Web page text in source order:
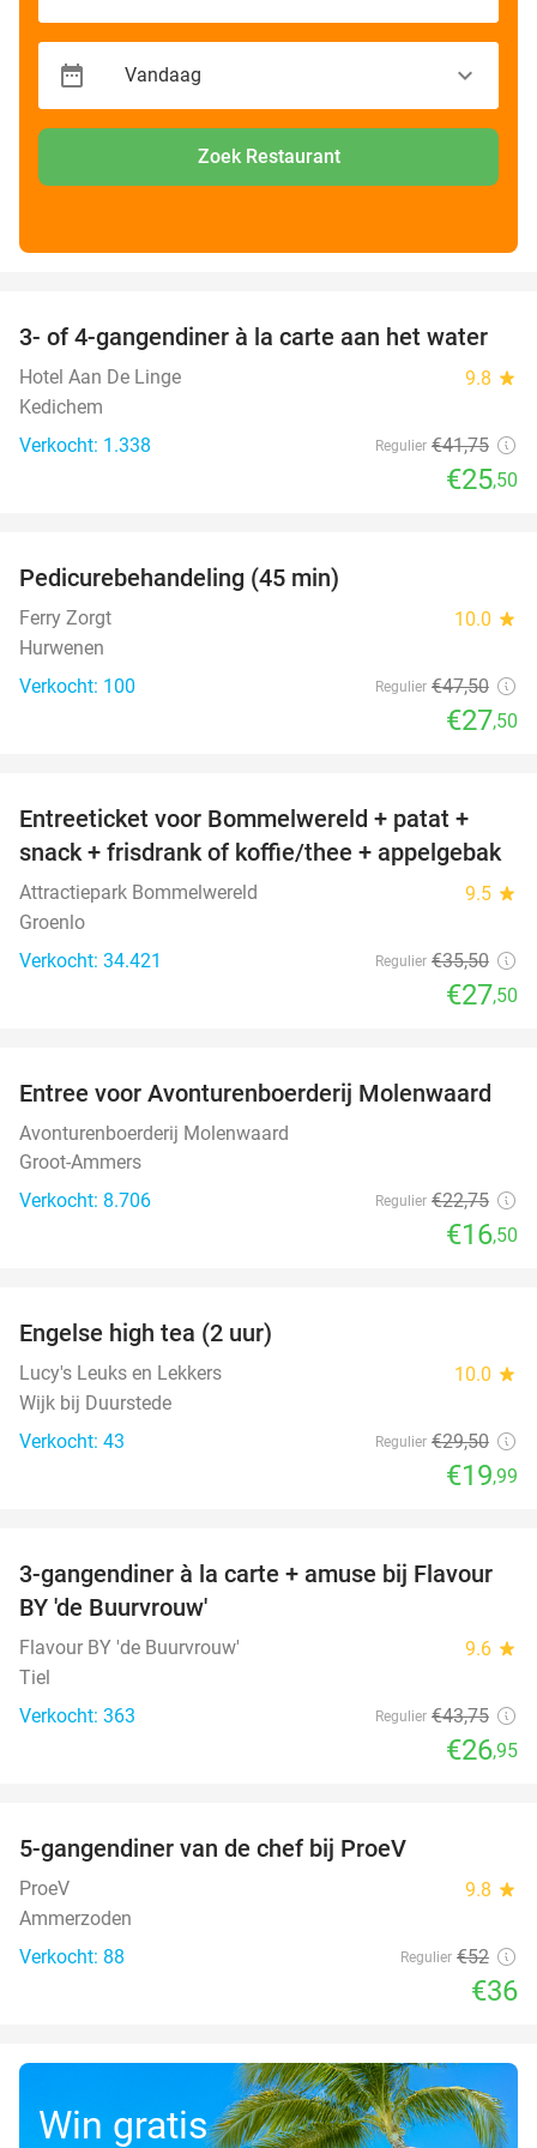
Zoek Restaurant
39%
3- of 4-gangendiner à la carte aan het water
Hotel Aan De Linge 9.8 star
Kedichem
Verkocht: 1.338
Regulier €41,75
€25,50
OUT
Pedicurebehandeling (45 min)
Ferry Zorgt 10.0 star
Hurwenen
Verkocht: 100
Regulier €47,50
€27,50
23%
Entreeticket voor Bommelwereld + patat +
snack + frisdrank of koffie/thee + appelgebak
Attractiepark Bommelwereld 9.5 star
Groenlo
Verkocht: 34.421
Regulier €35,50
€27,50
27%
Entree voor Avonturenboerderij Molenwaard
Avonturenboerderij Molenwaard
Groot-Ammers
Verkocht: 8.706
Regulier €22,75
€16,50
Engelse high tea (2 uur)
Lucy's Leuks en Lekkers 10.0 star
Wijk bij Duurstede
Verkocht: 43
Regulier €29,50
€19,99
38%
3-gangendiner à la carte + amuse bij Flavour
BY 'de Buurvrouw'
Flavour BY 'de Buurvrouw' 9.6 star
Tiel
Verkocht: 363
Regulier €43,75
€26,95
5-gangendiner van de chef bij ProeV
ProeV 9.8 star
Ammerzoden
Verkocht: 88
Regulier €52
€36
Win gratis